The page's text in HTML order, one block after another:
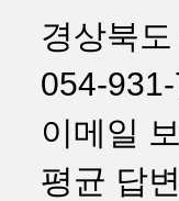
경상북
054-
이메일
평균 답